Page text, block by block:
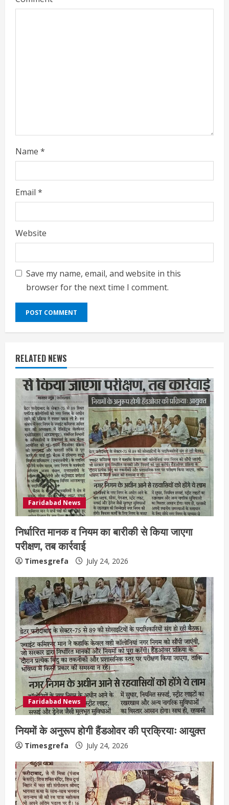
Name *
Email *
Website
Save my name, email, and website in this
browser for the next time I comment.
RELATED NEWS
Faridabad News
निर्धारित मानक व नियम का बारीकी से किया जाएगा
परीक्षण, तब कार्रवाई
Timesgrefa July 24, 2026
Faridabad News
नियमों के अनुरूप होगी हैंडओवर की प्रक्रियाः आयुक्त
Timesgrefa July 24, 2026